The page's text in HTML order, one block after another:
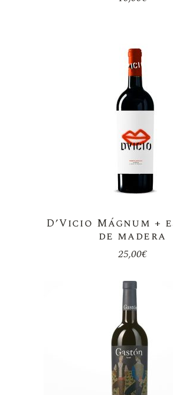
D’Vicio Mágnum +
de madera
25,00€